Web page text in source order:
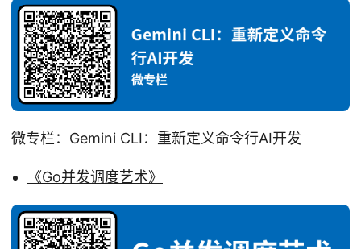
微专栏：Gemini CLI：重新定义命令行AI开发
《Go并发调度艺术》